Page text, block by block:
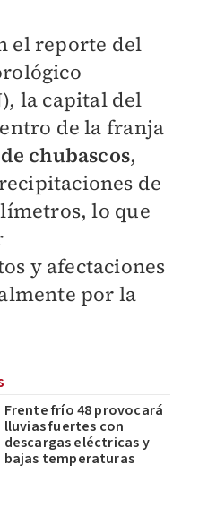
el reporte del
la capital del
de la franja
chubascos,
de
lo que
y afectaciones
por la
Frente frío 48 provocará
lluvias fuertes con
descargas eléctricas y
bajas temperaturas